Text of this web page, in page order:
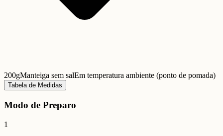
200gManteiga sem salEm temperatura ambiente (ponto de pomada)
Tabela de Medidas
Modo de Preparo
1